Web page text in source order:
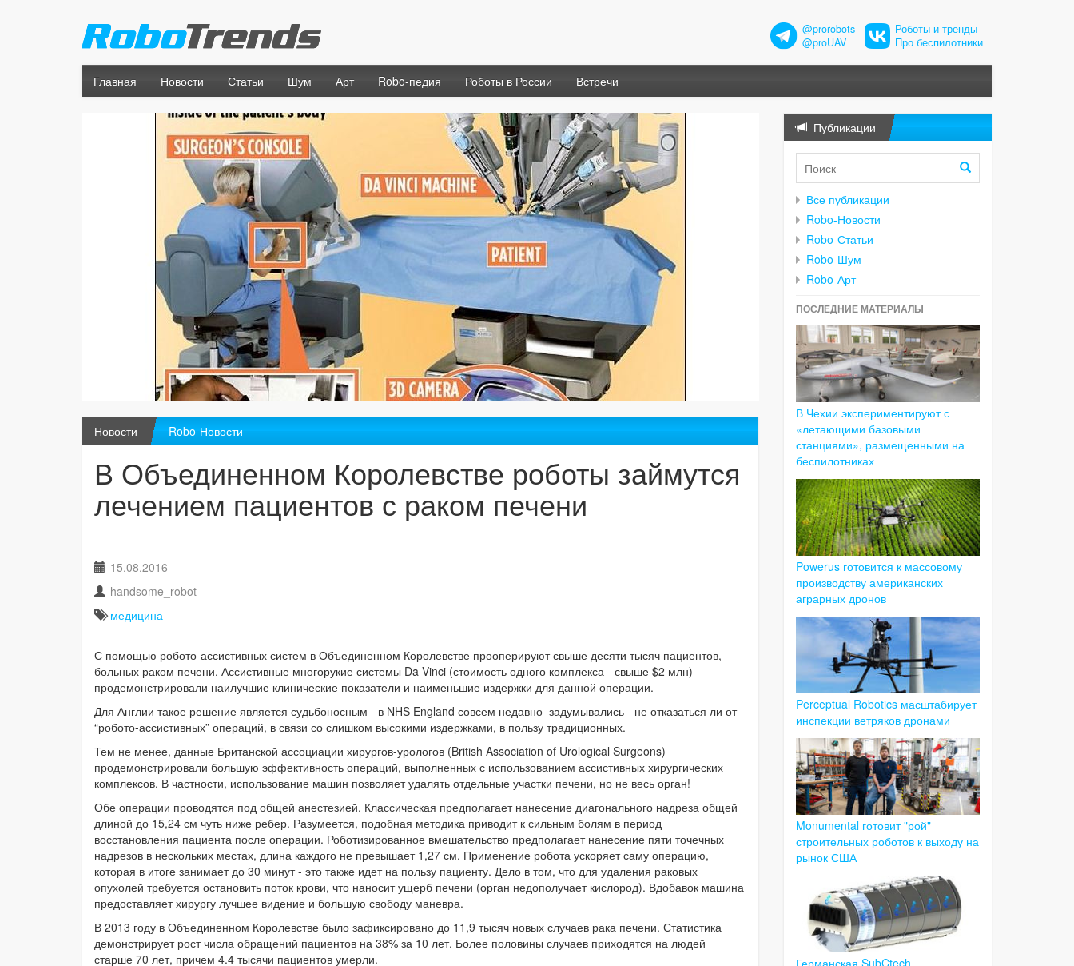
@prorobots
@proUAV
Роботы и тренды
Про беспилотники
Главная Новости Статьи Шум Арт Robo-педия Роботы в России Встречи
Новости Robo-Новости
В Объединенном Королевстве роботы займутся
лечением пациентов с раком печени
15.08.2016
handsome_robot
медицина
С помощью робото-ассистивных систем в Объединенном Королевстве прооперируют свыше десяти тысяч пациентов,
больных раком печени. Ассистивные многорукие системы Da Vinci (стоимость одного комплекса - свыше $2 млн)
продемонстрировали наилучшие клинические показатели и наименьшие издержки для данной операции.
Для Англии такое решение является судьбоносным - в NHS England совсем недавно задумывались - не отказаться ли от
“робото-ассистивных” операций, в связи со слишком высокими издержками, в пользу традиционных.
Тем не менее, данные Британской ассоциации хирургов-урологов (British Association of Urological Surgeons)
продемонстрировали большую эффективность операций, выполненных с использованием ассистивных хирургических
комплексов. В частности, использование машин позволяет удалять отдельные участки печени, но не весь орган!
Обе операции проводятся под общей анестезией. Классическая предполагает нанесение диагонального надреза общей
длиной до 15,24 см чуть ниже ребер. Разумеется, подобная методика приводит к сильным болям в период
восстановления пациента после операции. Роботизированное вмешательство предполагает нанесение пяти точечных
надрезов в нескольких местах, длина каждого не превышает 1,27 см. Применение робота ускоряет саму операцию,
которая в итоге занимает до 30 минут - это также идет на пользу пациенту. Дело в том, что для удаления раковых
опухолей требуется остановить поток крови, что наносит ущерб печени (орган недополучает кислород). Вдобавок машина
предоставляет хирургу лучшее видение и большую свободу маневра.
В 2013 году в Объединенном Королевстве было зафиксировано до 11,9 тысяч новых случаев рака печени. Статистика
демонстрирует рост числа обращений пациентов на 38% за 10 лет. Более половины случаев приходятся на людей
старше 70 лет, причем 4.4 тысячи пациентов умерли.
Публикации
Все публикации
Robo-Новости
Robo-Статьи
Robo-Шум
Robo-Арт
ПОСЛЕДНИЕ МАТЕРИАЛЫ
В Чехии экспериментируют с
«летающими базовыми
станциями», размещенными на
беспилотниках
Powerus готовится к массовому
производству американских
аграрных дронов
Perceptual Robotics масштабирует
инспекции ветряков дронами
Monumental готовит "рой"
строительных роботов к выходу на
рынок США
Германская SubCtech